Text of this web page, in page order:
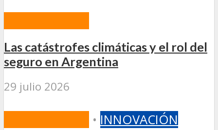
Las catástrofes climáticas y el rol del
seguro en Argentina
29 julio 2026
• INNOVACIÓN